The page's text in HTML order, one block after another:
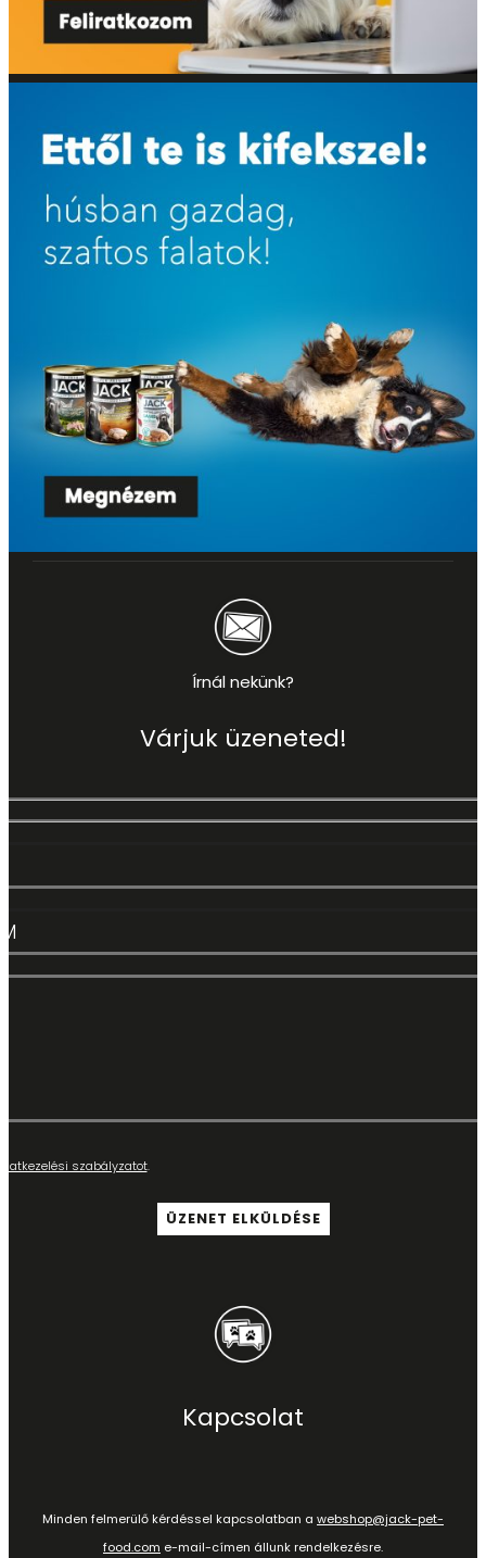
Írnál nekünk?
Várjuk üzeneted!
szabályzatot.
Kapcsolat
Minden felmerülő kérdéssel kapcsolatban a webshop@jack-pet-
food.com e-mail-címen állunk rendelkezésre.